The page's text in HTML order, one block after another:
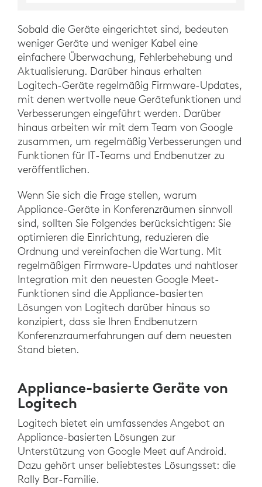
Sobald die Geräte eingerichtet sind, bedeuten
weniger Geräte und weniger Kabel eine
einfachere Überwachung, Fehlerbehebung und
Aktualisierung. Darüber hinaus erhalten
Logitech-Geräte regelmäßig Firmware-Updates,
mit denen wertvolle neue Gerätefunktionen und
Verbesserungen eingeführt werden. Darüber
hinaus arbeiten wir mit dem Team von Google
zusammen, um regelmäßig Verbesserungen und
Funktionen für IT-Teams und Endbenutzer zu
veröffentlichen.
Wenn Sie sich die Frage stellen, warum
Appliance-Geräte in Konferenzräumen sinnvoll
sind, sollten Sie Folgendes berücksichtigen: Sie
optimieren die Einrichtung, reduzieren die
Ordnung und vereinfachen die Wartung. Mit
regelmäßigen Firmware-Updates und nahtloser
Integration mit den neuesten Google Meet-
Funktionen sind die Appliance-basierten
Lösungen von Logitech darüber hinaus so
konzipiert, dass sie Ihren Endbenutzern
Konferenzraumerfahrungen auf dem neuesten
Stand bieten.
Appliance-basierte Geräte von
Logitech
Logitech bietet ein umfassendes Angebot an
Appliance-basierten Lösungen zur
Unterstützung von Google Meet auf Android.
Dazu gehört unser beliebtestes Lösungsset: die
Rally Bar-Familie.